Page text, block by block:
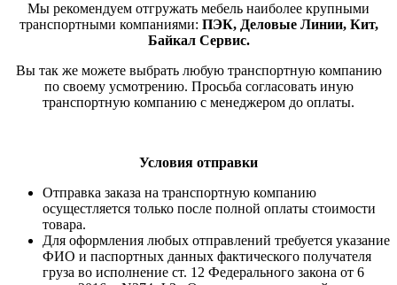
Мы рекомендуем отгружать мебель наиболее крупными
транспортными компаниями: ПЭК, Деловые Линии, Кит,
Байкал Сервис.
Вы так же можете выбрать любую транспортную компанию
по своему усмотрению. Просьба согласовать иную
транспортную компанию с менеджером до оплаты.
Условия отправки
Отправка заказа на транспортную компанию
осущестляется только после полной оплаты стоимости
товара.
Для оформления любых отправлений требуется указание
ФИО и паспортных данных фактического получателя
груза во исполнение ст. 12 Федерального закона от 6